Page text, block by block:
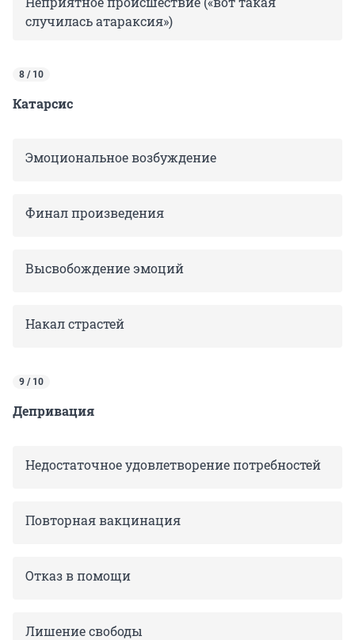
случилась атараксия»)
8 / 10
Катарсис
Эмоциональное возбуждение
Финал произведения
Высвобождение эмоций
Накал страстей
9 / 10
Депривация
Недостаточное удовлетворение потребностей
Повторная вакцинация
Отказ в помощи
Лишение свободы